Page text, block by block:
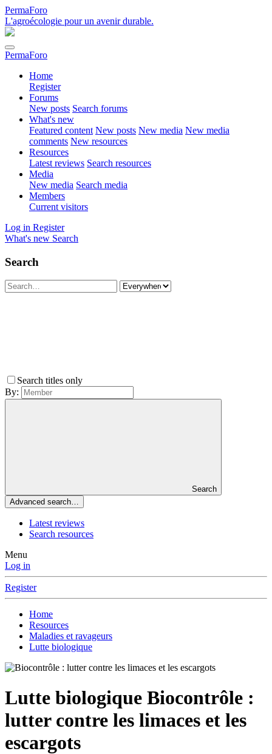
PermaForo
L'agroécologie pour un avenir durable.
PermaForo
Home
Register
Forums
New posts Search forums
What's new
Featured content New posts New media New media
comments New resources
Resources
Latest reviews Search resources
Media
New media Search media
Members
Current visitors
Log in Register
What's new Search
Search
Search titles only
By:
Search
Advanced search…
Latest reviews
Search resources
Menu
Log in
Register
Home
Resources
Maladies et ravageurs
Lutte biologique
Lutte biologique Biocontrôle :
lutter contre les limaces et les
escargots